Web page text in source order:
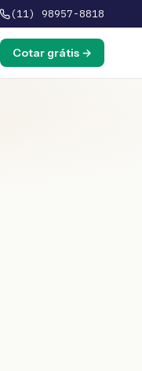
(11) 98957-8818
Cotar grátis →